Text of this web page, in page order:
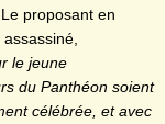
Le proposant en
le jeune
du Panthéon soient
célébrée, et avec